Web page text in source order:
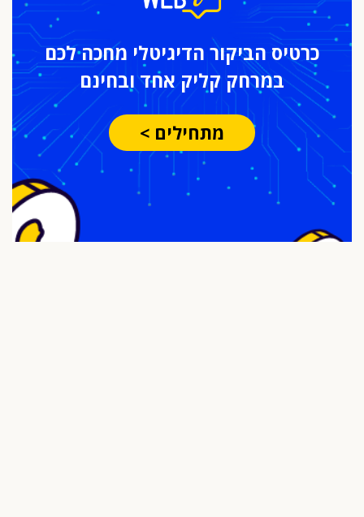
כרטיס הביקור הדיגיטלי מחכה לכם
במרחק קליק אחד ובחינם
מתחילים >